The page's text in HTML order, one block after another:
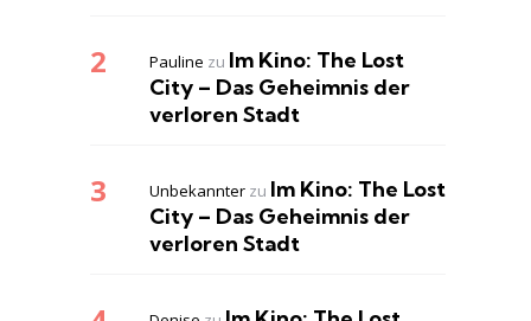
Pauline zu Im Kino: The Lost
City – Das Geheimnis der
verloren Stadt
Unbekannter zu Im Kino: The Lost
City – Das Geheimnis der
verloren Stadt